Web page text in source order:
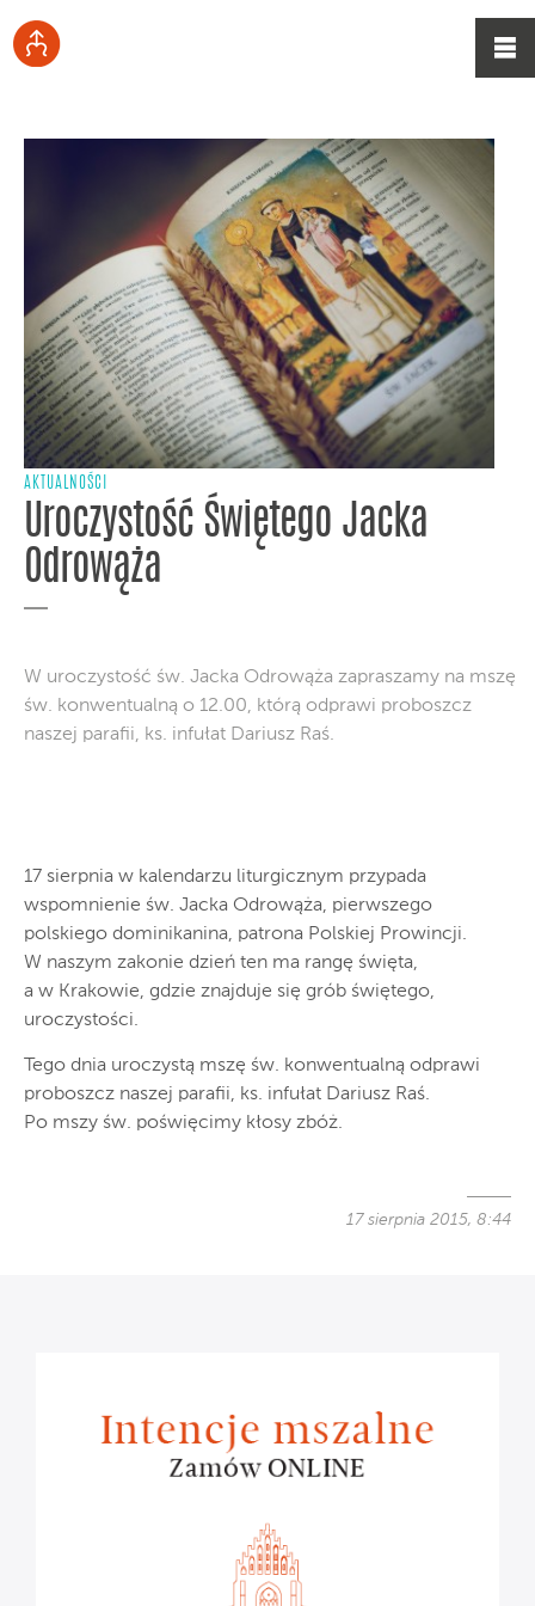
AKTUALNOŚCI
Uroczystość Świętego Jacka
Odrowąża
W uroczystość św. Jacka Odrowąża zapraszamy na mszę
św. konwentualną o 12.00, którą odprawi proboszcz
naszej parafii, ks. infułat Dariusz Raś.
17 sierpnia w kalendarzu liturgicznym przypada
wspomnienie św. Jacka Odrowąża, pierwszego
polskiego dominikanina, patrona Polskiej Prowincji.
W naszym zakonie dzień ten ma rangę święta,
a w Krakowie, gdzie znajduje się grób świętego,
uroczystości.
Tego dnia uroczystą mszę św. konwentualną odprawi
proboszcz naszej parafii, ks. infułat Dariusz Raś.
Po mszy św. poświęcimy kłosy zbóż.
17 sierpnia 2015, 8:44